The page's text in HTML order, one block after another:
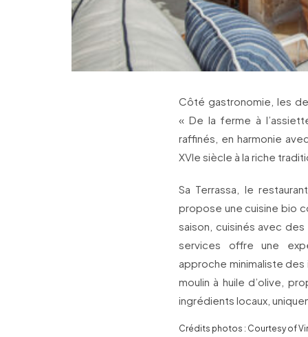
Côté gastronomie, les
« De la ferme à
raffinés, en harmonie
XVIe siècle à la riche
Sa Terrassa, le
propose une cuisine bio
saison, cuisinés avec des
services offre une
approche minimaliste des
moulin à huile d’olive,
ingrédients locaux,
Crédits photos : Courtesy of